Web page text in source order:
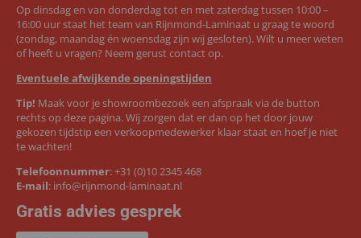
Op dinsdag en van donderdag tot en met zaterdag tussen 10:00 –
16:00 uur staat het team van Rijnmond-Laminaat u graag te woord
(zondag, maandag én woensdag zijn wij gesloten). Wilt u meer weten
of heeft u vragen? Neem gerust contact op.
Eventuele afwijkende openingstijden
Tip! Maak voor je showroombezoek een afspraak via de button
rechts op deze pagina. Wij zorgen dat er dan op het door jouw
gekozen tijdstip een verkoopmedewerker klaar staat en hoef je niet
te wachten!
Telefoonnummer:+31 (0)10 2345 468
E-mail: info@rijnmond-laminaat.nl
Gratis advies gesprek